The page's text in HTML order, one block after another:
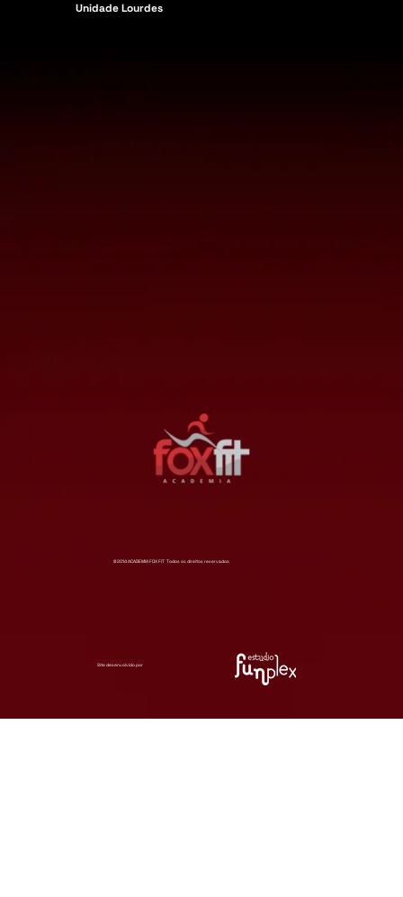
Unidade Lourdes
© 2014 ACADEMIA FOX FIT Todos os direitos reservados
Site desenvolvido por